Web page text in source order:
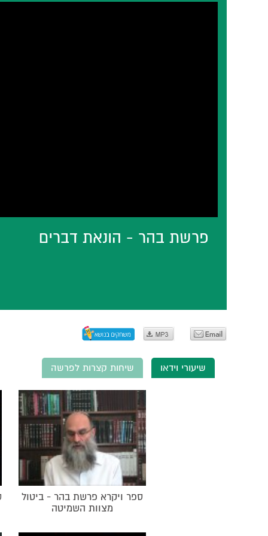
פרשת בהר - הונאת דברים
שיעורי וידאו שיחות קצרות לפרשה
ספר ויקרא פרשת בהר - ביטול
מצוות השמיטה